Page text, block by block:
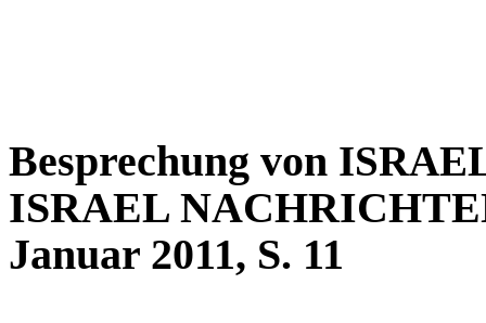
Besprechung von
ISRAEL
Januar 2011, S. 11